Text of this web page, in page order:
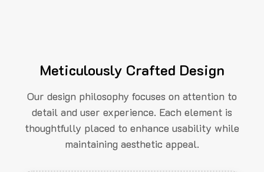
Meticulously Crafted Design
Our design philosophy focuses on attention to
detail and user experience. Each element is
thoughtfully placed to enhance usability while
maintaining aesthetic appeal.